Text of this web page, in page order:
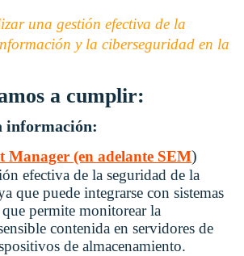
una gestión efectiva de la
y la ciberseguridad en la
a cumplir:
información:
Manager (en adelante SEM)
efectiva de la seguridad de la
que puede integrarse con sistemas
permite monitorear la
contenida en servidores de
de almacenamiento.